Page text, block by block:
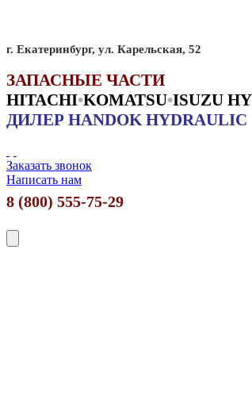
г. Екатеринбург, ул. Карельская, 52
ЗАПАСНЫЕ ЧАСТИ
HITACHI•KOMATSU•ISUZU
ДИЛЕР HANDOK HYDRAULIC
Заказать звонок
Написать нам
8 (800) 555-75-29